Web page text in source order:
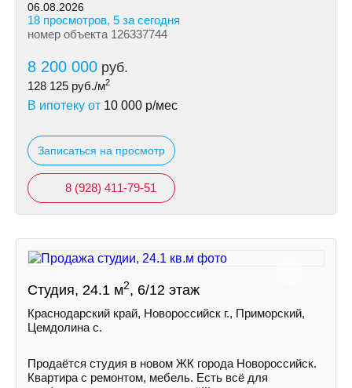
06.08.2026
18 просмотров, 5 за сегодня
номер объекта 126337744
8 200 000 руб.
128 125 руб./м2
В ипотеку от 10 000 р/мес
Записаться на просмотр
8 (928) 411-79-51
Студия, 24.1 м2, 6/12 этаж
Краснодарский край, Новороссийск г., Приморский,
Цемдолина с.
Продаётся студия в новом ЖК города Новороссийск.
Квартира с ремонтом, мебель. Есть всё для